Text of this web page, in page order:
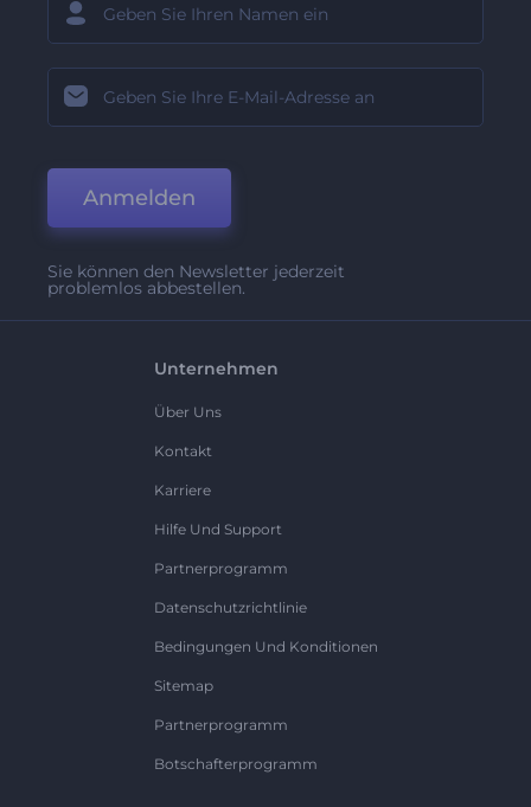
Anmelden
Sie können den Newsletter jederzeit
problemlos abbestellen.
Unternehmen
Über Uns
Kontakt
Karriere
Hilfe Und Support
Partnerprogramm
Datenschutzrichtlinie
Bedingungen Und Konditionen
Sitemap
Partnerprogramm
Botschafterprogramm